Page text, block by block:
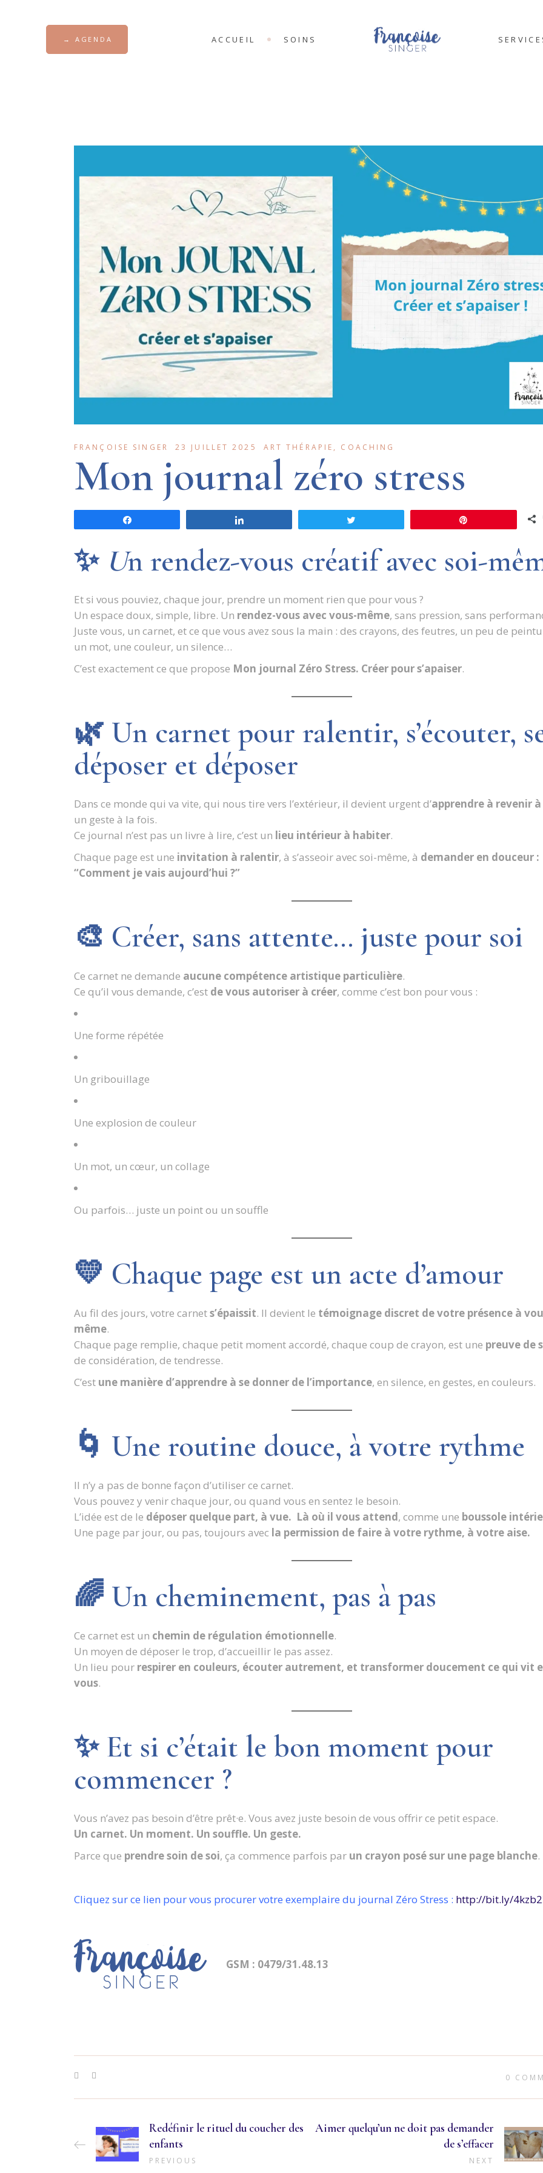
→ AGENDA ACCUEIL SOINS
ÉNERGÉTIQUE
FRANÇOISE SINGER 23 JUILLET 2025 ART THÉRAPIE , COACHING
Mon journal zéro stress
✨Un rendez-vous créatif avec soi-
Et si vous pouviez, chaque jour, prendre un moment rien que pour vous ?
Un espace doux, simple, libre. Un rendez-vous avec vous-même, sans pression, sans
Juste vous, un carnet, et ce que vous avez sous la main : des crayons, des feutres, un peu de
un mot, une couleur, un silence…
C’est exactement ce que propose Mon journal Zéro Stress. Créer pour s’apaiser.
🌿 Un carnet pour ralentir, s’écouter,
déposer et déposer
Dans ce monde qui va vite, qui nous tire vers l’extérieur, il devient urgent d’apprendre à revenir à
un geste à la fois.
Ce journal n’est pas un livre à lire, c’est un lieu intérieur à habiter.
Chaque page est une invitation à ralentir, à s’asseoir avec soi-même, à demander en douceur :
“Comment je vais aujourd’hui ?”
🎨 Créer, sans attente… juste pour soi
Ce carnet ne demande aucune compétence artistique particulière.
Ce qu’il vous demande, c’est de vous autoriser à créer, comme c’est bon pour vous :
Une forme répétée
Un gribouillage
Une explosion de couleur
Un mot, un cœur, un collage
Ou parfois… juste un point ou un souffle
💛 Chaque page est un acte d’amour
Au fil des jours, votre carnets’épaissit. Il devient le témoignage discret de votre présence à
même.
Chaque page remplie, chaque petit moment accordé, chaque coup de crayon, est une preuve de
de considération, de tendresse.
C’est une manière d’apprendre à se donner de l’importance, en silence, en gestes, en couleurs.
🌀 Une routine douce, à votre rythme
Il n’y a pas de bonne façon d’utiliser ce carnet.
Vous pouvez y venir chaque jour, ou quand vous en sentez le besoin.
L’idée est de le déposer quelque part, à vue. Là où il vous attend, comme une boussole
Une page par jour, ou pas, toujours avec la permission de faire à votre rythme, à votre aise.
🌈 Un cheminement, pas à pas
Ce carnet est un chemin de régulation émotionnelle.
Un moyen de déposer le trop, d’accueillir le pas assez.
Un lieu pour respirer en couleurs, écouter autrement, et transformer doucement ce qui vit
vous.
✨ Et si c’était le bon moment pour
commencer ?
Vous n’avez pas besoin d’être prêt·e. Vous avez juste besoin de vous offrir ce petit espace.
Un carnet. Un moment. Un souffle. Un geste.
Parce que prendre soin de soi, ça commence parfois par un crayon posé sur une page blanche.
Cliquez sur ce lien pour vous procurer votre exemplaire du journal Zéro Stress : http://bit.ly/
GSM : 0479/31.48.13
0
Redéfinir le rituel du coucher des
enfants
PREVIOUS
Aimer quelqu’un ne doit pas demander
de s’effacer
NEXT